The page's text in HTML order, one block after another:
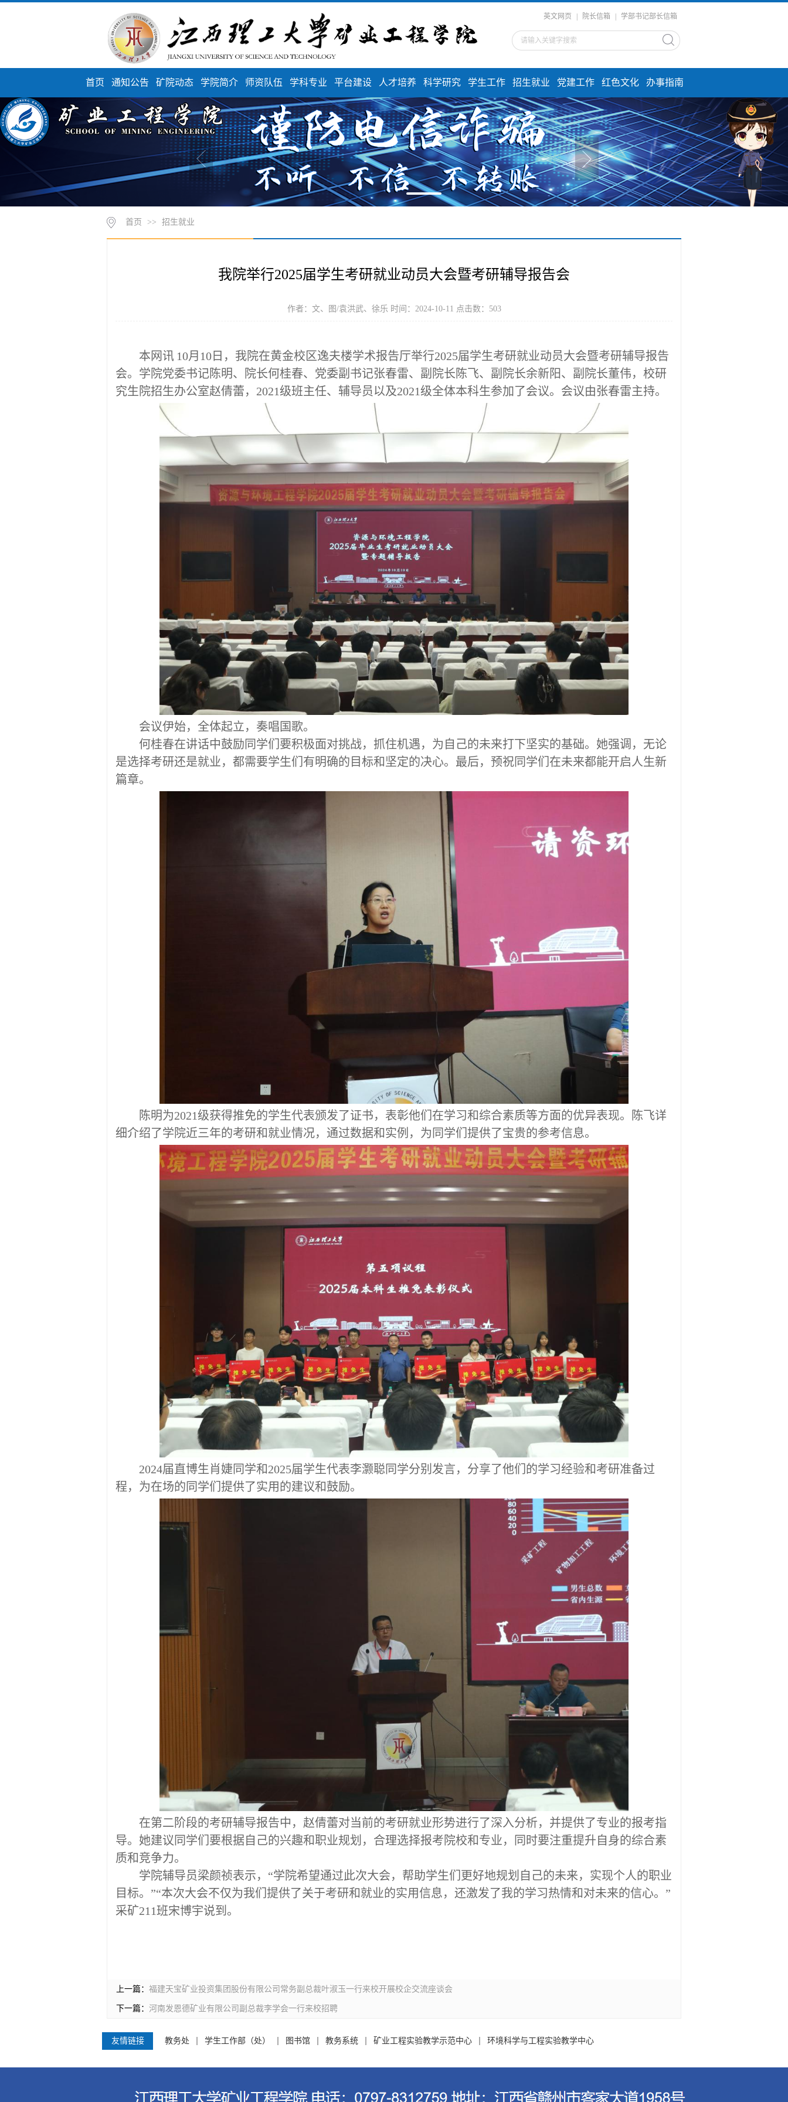
英文网页 院长信箱 学部书记部长信箱
首页 通知公告 矿院动态 学院简介 师资队伍 学科专业 平台建设 人才培养 科学研究 学生工作 招生就业 党建工作 红色文化 办事指南
首页 >> 招生就业
我院举行2025届学生考研就业动员大会暨考研辅导报告会
作者：文、图/袁洪武、徐乐 时间：2024-10-11 点击数： 503
本网讯 10月10 日 ，我院在黄金校区逸夫楼学术报告厅举行2025届学生考研就业动员大会暨考研辅导报告
会。 学院党委书记陈明、 院长何桂春、党委副书记张春雷、副院长陈飞、副院长余新阳、 副院长董伟， 校研
究生院招生办公室赵倩蕾， 2021级班主任、 辅导员 以及2021级全体本科生参加了会议。 会议由张春雷主持。
会议伊始，全体起立，奏唱国歌。
何桂春在讲话中鼓励 同学们要积极面对挑战，抓住机遇，为自己的未来打下坚实的基础。 她强调，无论
是选择考研还是就业，都需要学生们有明确的目标和坚定的决心。 最后，预祝同学们在未来都能开启人生新
篇章。
陈明为2021级获得推免的学生代表颁发了证书，表彰他们在学习和综合素质等方面的优异表现。陈飞详
细介绍了学院近三年的考研和就业情况，通过数据和实例，为 同学们提供了宝贵的参考信息。
2024届直博生 肖婕同学和2025届学生代表李灏聪同学分别发言，分享了他们的学习经验和考研准备过
程，为在场的同学们提供了实用的建议和鼓励。
在第二阶段的考研辅导报告中， 赵倩蕾对当前的考研就业形势进行了深入分析，并提供了专业的报考指
导。 她建议 同学们要根据自己的兴趣和职业规划，合理选择报考院校和专业，同时要注重提升自身的综合素
质和竞争力。
学院辅导员梁颜祯表示， “学院希望通过此次大会，帮助学生们更好地规划自己的未来，实现个人的职业
目标。 ”“本次大会不仅为我们提供了关于考研和就业的实用信息，还激发了我的学习热情和对未来的信心。 ”
采矿211班宋博宇说到。
上一篇： 福建天宝矿业投资集团股份有限公司常务副总裁叶淑玉一行来校开展校企交流座谈会
下一篇： 河南发恩德矿业有限公司副总裁李学会一行来校招聘
友情链接 教务处 学生工作部（处） 图书馆 教务系统 矿业工程实验教学示范中心 环境科学与工程实验教学中心